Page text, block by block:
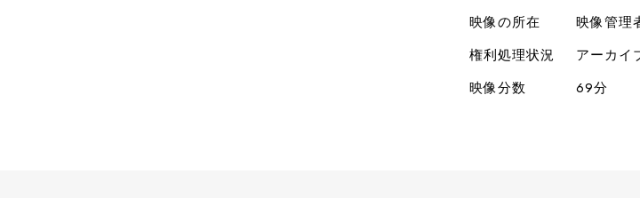
映像の所在
映像管理
権利処理状況
アーカイ
映像分数
69分